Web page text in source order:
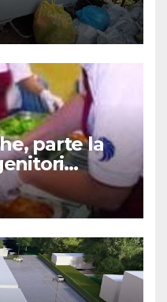
DI
PROPRIE
parte la
fino
di scuola